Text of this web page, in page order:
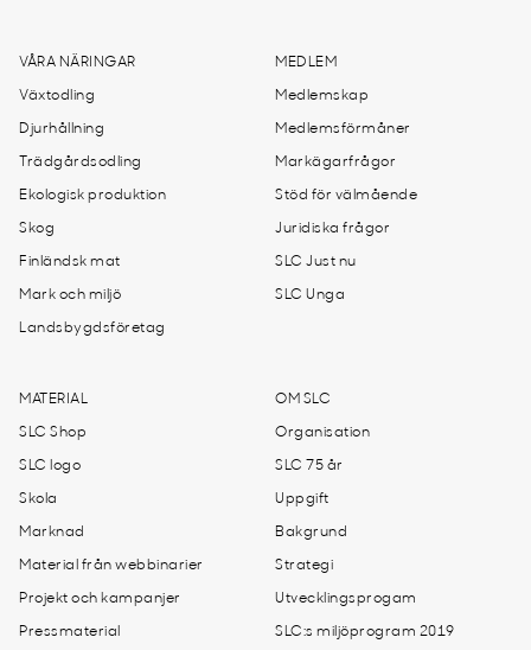
VÅRA NÄRINGAR
Växtodling
Djurhållning
Trädgårdsodling
Ekologisk produktion
Skog
Finländsk mat
Mark och miljö
Landsbygdsföretag
MEDLEM
Medlemskap
Medlemsförmåner
Markägarfrågor
Stöd för välmående
Juridiska frågor
SLC Just nu
SLC Unga
MATERIAL
SLC Shop
SLC logo
Skola
Marknad
Material från webbinarier
Projekt och kampanjer
Pressmaterial
OM SLC
Organisation
SLC 75 år
Uppgift
Bakgrund
Strategi
Utvecklingsprogam
SLC:s miljöprogram 2019